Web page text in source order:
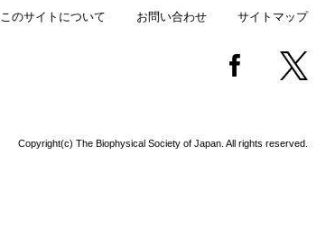
このサイトについて お問い合わせ サイトマップ
Copyright(c) The Biophysical Society of Japan. All rights reserved.